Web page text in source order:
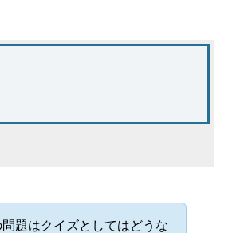
題はクイズとしてはどうな